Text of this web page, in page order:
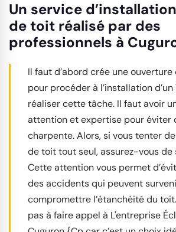
Un service
de toit réalisé par des
professionnels à
Il faut d’abord crée une
pour procéder à l’installation d’un
réaliser cette tâche. Il faut avoir
attention et expertise pour éviter
charpente. Alors, si vous tenter
de toit tout seul, assurez-vous de
Cette attention vous permet
des accidents qui peuvent
compromettre l’étanchéité du toit.
pas à faire appel à L'entreprise